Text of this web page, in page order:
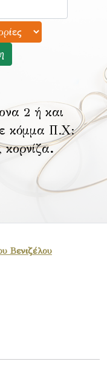
2 ή και
κόμμα Π.Χ:
.
Βενιζέλου